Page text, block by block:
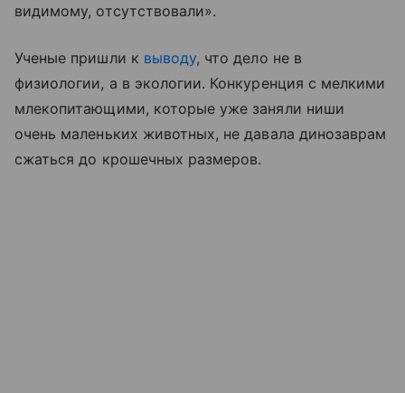
видимому, отсутствовали».
Ученые пришли к выводу, что дело не в
физиологии, а в экологии. Конкуренция с мелкими
млекопитающими, которые уже заняли ниши
очень маленьких животных, не давала динозаврам
сжаться до крошечных размеров.